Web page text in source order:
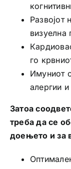
визуелна
го
Имуниот
алергии
Затоа
треба да се
доењето и за